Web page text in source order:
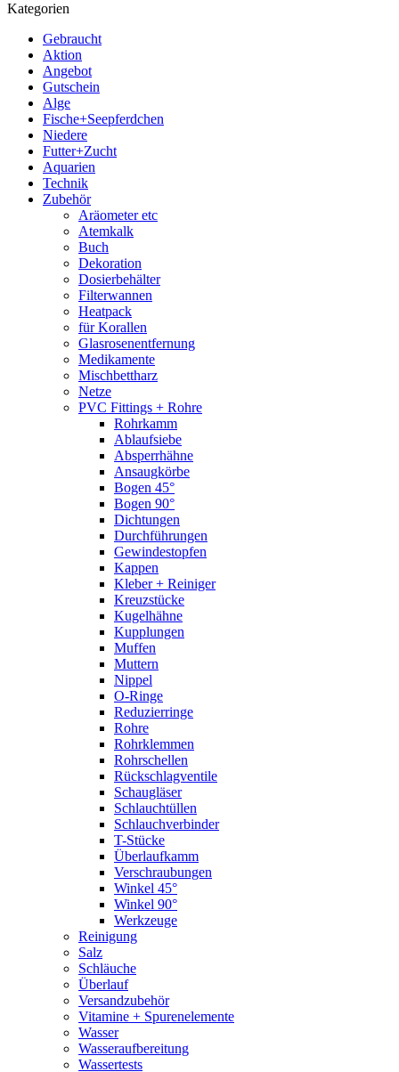
Kategorien
Gebraucht
Aktion
Angebot
Gutschein
Alge
Fische+Seepferdchen
Niedere
Futter+Zucht
Aquarien
Technik
Zubehör
Aräometer etc
Atemkalk
Buch
Dekoration
Dosierbehälter
Filterwannen
Heatpack
für Korallen
Glasrosenentfernung
Medikamente
Mischbettharz
Netze
PVC Fittings + Rohre
Rohrkamm
Ablaufsiebe
Absperrhähne
Ansaugkörbe
Bogen 45°
Bogen 90°
Dichtungen
Durchführungen
Gewindestopfen
Kappen
Kleber + Reiniger
Kreuzstücke
Kugelhähne
Kupplungen
Muffen
Muttern
Nippel
O-Ringe
Reduzierringe
Rohre
Rohrklemmen
Rohrschellen
Rückschlagventile
Schaugläser
Schlauchtüllen
Schlauchverbinder
T-Stücke
Überlaufkamm
Verschraubungen
Winkel 45°
Winkel 90°
Werkzeuge
Reinigung
Salz
Schläuche
Überlauf
Versandzubehör
Vitamine + Spurenelemente
Wasser
Wasseraufbereitung
Wassertests